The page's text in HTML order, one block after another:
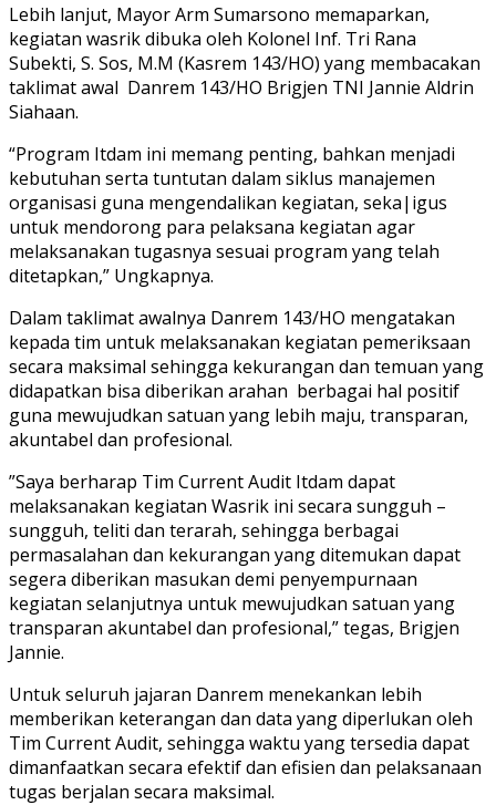
Lebih lanjut, Mayor Arm Sumarsono memaparkan,
kegiatan wasrik dibuka oleh Kolonel Inf. Tri Rana
Subekti, S. Sos, M.M (Kasrem 143/HO) yang membacakan
taklimat awal Danrem 143/HO Brigjen TNI Jannie Aldrin
Siahaan.
“Program Itdam ini memang penting, bahkan menjadi
kebutuhan serta tuntutan dalam siklus manajemen
organisasi guna mengendalikan kegiatan, seka|igus
untuk mendorong para pelaksana kegiatan agar
melaksanakan tugasnya sesuai program yang telah
ditetapkan,” Ungkapnya.
Dalam taklimat awalnya Danrem 143/HO mengatakan
kepada tim untuk melaksanakan kegiatan pemeriksaan
secara maksimal sehingga kekurangan dan temuan yang
didapatkan bisa diberikan arahan berbagai hal positif
guna mewujudkan satuan yang lebih maju, transparan,
akuntabel dan profesional.
”Saya berharap Tim Current Audit Itdam dapat
melaksanakan kegiatan Wasrik ini secara sungguh –
sungguh, teliti dan terarah, sehingga berbagai
permasalahan dan kekurangan yang ditemukan dapat
segera diberikan masukan demi penyempurnaan
kegiatan selanjutnya untuk mewujudkan satuan yang
transparan akuntabel dan profesional,” tegas, Brigjen
Jannie.
Untuk seluruh jajaran Danrem menekankan lebih
memberikan keterangan dan data yang diperlukan oleh
Tim Current Audit, sehingga waktu yang tersedia dapat
dimanfaatkan secara efektif dan efisien dan pelaksanaan
tugas berjalan secara maksimal.